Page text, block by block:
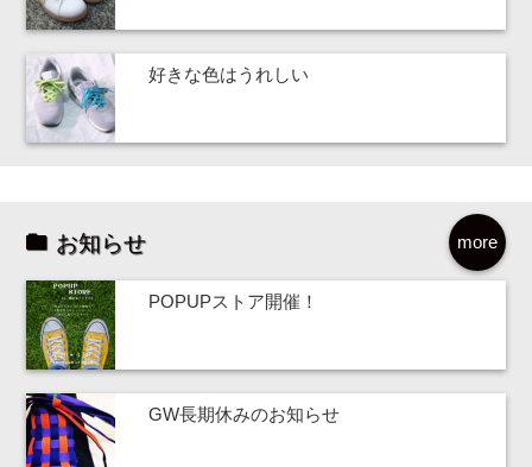
好きな色はうれしい
more
お知らせ
POPUPストア開催！
GW長期休みのお知らせ